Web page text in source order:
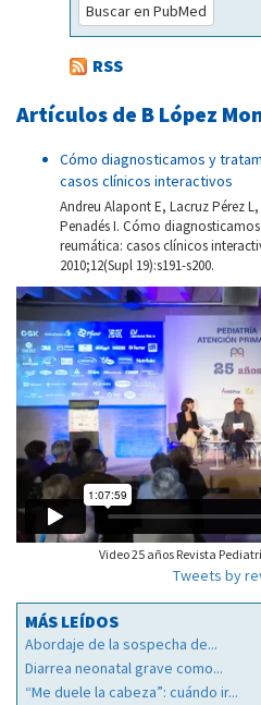
Buscar en PubMed
RSS
Artículos de B López
Cómo diagnosticamos y
casos clínicos interactivos
Andreu Alapont E, Lacruz Pérez
Penadés I. Cómo
reumática: casos clínicos
2010;12(Supl 19):s191-s200.
Video 25 años Revista
Tweets by
MÁS LEÍDOS
Abordaje de la sospecha de...
Diarrea neonatal grave como...
“Me duele la cabeza”: cuándo ir...